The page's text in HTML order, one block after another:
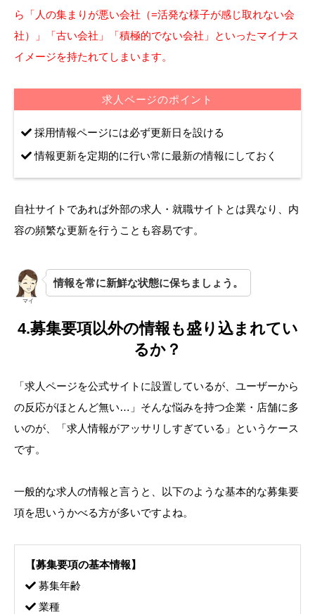
ら「人の集まりが悪い会社（=活発な様子が感じ取れない会
社）」「古い会社」「積極的でない会社」といったマイナス
イメージを持たれてしまいます。
求人ページのポイント
採用情報ページには必ず更新日を設ける
情報更新を定期的に行い常に最新の情報にしておく
自社サイトであれば外部の求人・就職サイトとは異なり、内
容の頻繁な更新を行うことも容易です。
マイ
情報を常に新鮮な状態に保ちましょう。
4.募集要項以外の情報も盛り込まれてい
るか？
「求人ページを公式サイトに設置しているが、ユーザーから
の反応がほとんど無い…」そんな悩みを持つ企業・店舗に多
いのが、「求人情報がアッサリしすぎている」というケース
です。
一般的な求人の情報と言うと、以下のような基本的な募集要
項を思いうかべる方が多いですよね。
【募集要項の基本情報】
募集年齢
業種